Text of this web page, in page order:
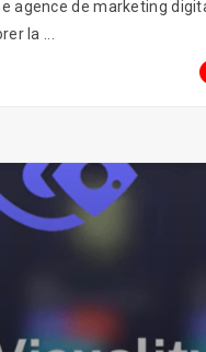
agence de marketing
la ...